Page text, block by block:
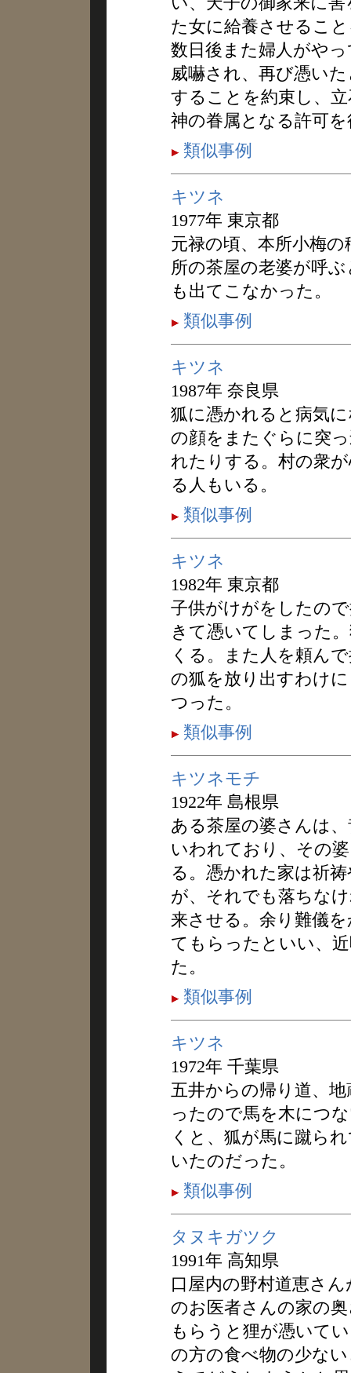
た女に給養させるこ
数日後また婦人がや
威嚇され、再び憑い
することを約束し、
神の眷属となる許可
類似事例
キツネ
1977年 東京都
元禄の頃、本所小梅
所の茶屋の老婆が呼
も出てこなかった。
類似事例
キツネ
1987年 奈良県
狐に憑かれると病気
の顔をまたぐらに突
れたりする。村の衆
る人もいる。
類似事例
キツネ
1982年 東京都
子供がけがをしたの
きて憑いてしまった
くる。また人を頼ん
の狐を放り出すわけ
つった。
類似事例
キツネモチ
1922年 島根県
ある茶屋の婆さんは
いわれており、その
る。憑かれた家は祈
が、それでも落ちな
来させる。余り難儀
てもらったといい、
た。
類似事例
キツネ
1972年 千葉県
五井からの帰り道、
ったので馬を木につ
くと、狐が馬に蹴ら
いたのだった。
類似事例
タヌキガツク
1991年 高知県
口屋内の野村道恵さ
のお医者さんの家の
もらうと狸が憑いて
の方の食べ物の少な